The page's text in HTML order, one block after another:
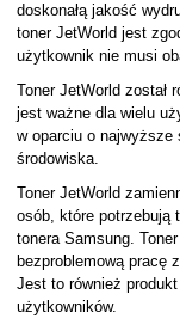
doskonałą jakość
toner JetWorld jest
użytkownik nie musi
Toner JetWorld został
jest ważne dla wielu
w oparciu o
środowiska.
Toner JetWorld
osób, które potrzebują
tonera Samsung.
bezproblemową pracę
Jest to również
użytkowników.